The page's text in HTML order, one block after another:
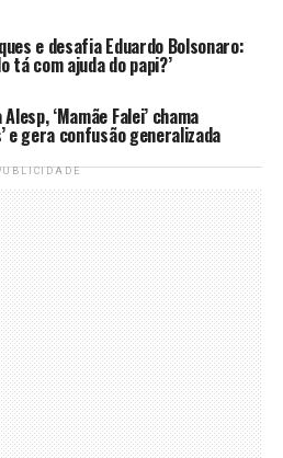
e desafia Eduardo Bolsonaro:
tá com ajuda do papi?’
‘Mamãe Falei’ chama
e gera confusão generalizada